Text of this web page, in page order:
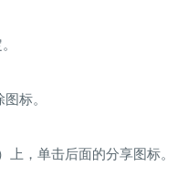
标。
，单击后面的分享图标。